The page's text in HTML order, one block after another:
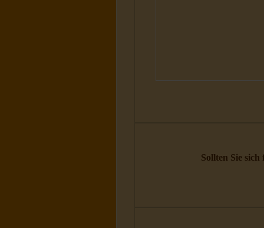
Sollten Sie